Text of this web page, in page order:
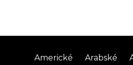
Americké Arabské